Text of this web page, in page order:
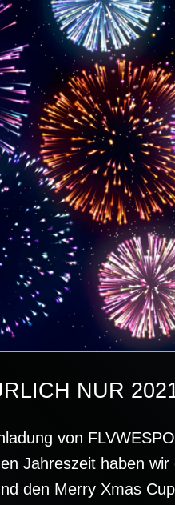
NUR
von
Jahreszeit haben
den Merry Xmas